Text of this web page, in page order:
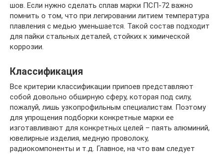
шов. Если нужно сделать сплав марки ПСП-72 важно
помнить о том, что при легировании литием температура
плавления с медью уменьшается. Такой состав подходит
для пайки стальных деталей, стойких к химической
коррозии.
Классификация
Все критерии классификации припоев представляют
собой довольно обширную сферу, которая под силу,
пожалуй, лишь узкопрофильным специалистам. Поэтому
для упрощения подборки конкретные марки ее
изготавливают для конкретных целей – паять алюминий,
ювелирные изделия, медную проволоку,
радиокомпоненты и т.д. Главное, на что вам следует